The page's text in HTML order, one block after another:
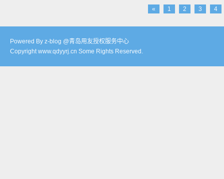
« 1 2 3 4
Powered By z-blog @青岛用友授权服务中心
Copyright www.qdyyrj.cn Some Rights Reserved.